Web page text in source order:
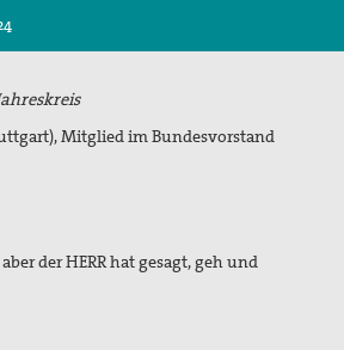
Mitglied im Bundesvorstand
der HERR hat gesagt, geh und